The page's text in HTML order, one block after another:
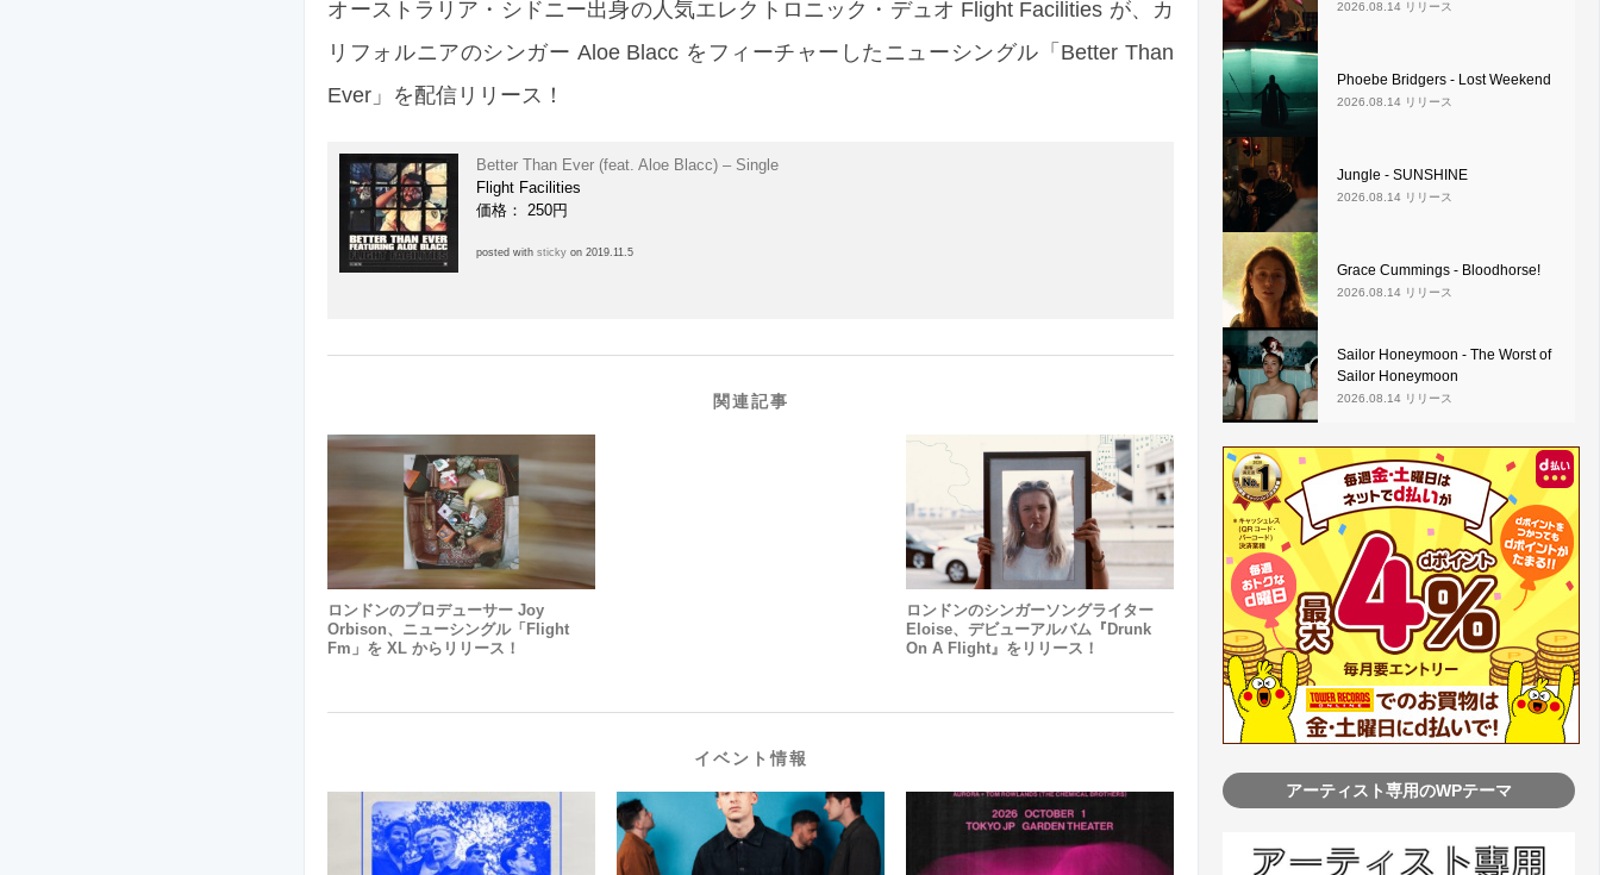
オーストラリア・シドニー出身の人気エレクトロニック・デュオ Flight Facilities が、カ
リフォルニアのシンガー Aloe Blacc をフィーチャーしたニューシングル「Better Than
Ever」を配信リリース！
Better Than Ever (feat. Aloe Blacc) – Single
Flight Facilities
価格： 250円
posted withsticky on 2019.11.5
関連記事
ロンドンのプロデューサー Joy
Orbison、ニューシングル「flight
Fm」を XL からリリース！
ロンドンのシンガーソングライター
Eloise、デビューアルバム『Drunk
On A Flight』をリリース！
イベント情報
2026.08.14 リリース
Phoebe Bridgers - Lost Weekend
2026.08.14 リリース
Jungle - SUNSHINE
2026.08.14 リリース
Grace Cummings - Bloodhorse!
2026.08.14 リリース
Sailor Honeymoon - The Worst of
Sailor Honeymoon
2026.08.14 リリース
アーティスト専用のWPテーマ